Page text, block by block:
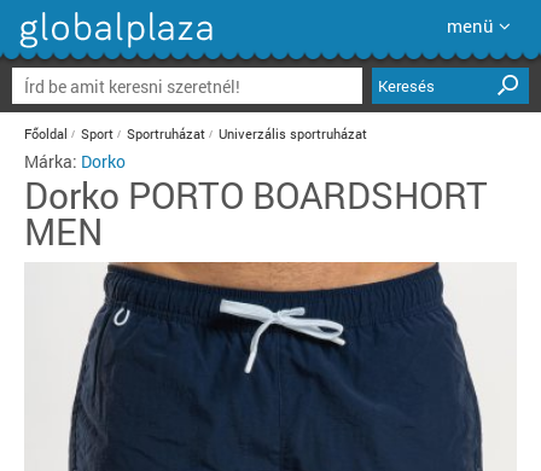
menü
Keresés
Főoldal Sport Sportruházat Univerzális sportruházat
Márka: Dorko
Dorko PORTO BOARDSHORT
MEN